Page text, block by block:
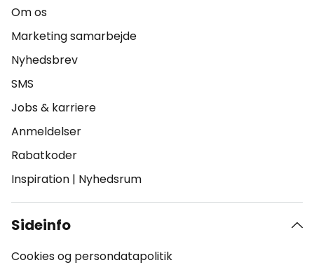
Om os
Marketing samarbejde
Nyhedsbrev
SMS
Jobs & karriere
Anmeldelser
Rabatkoder
Inspiration | Nyhedsrum
Sideinfo
Cookies og persondatapolitik